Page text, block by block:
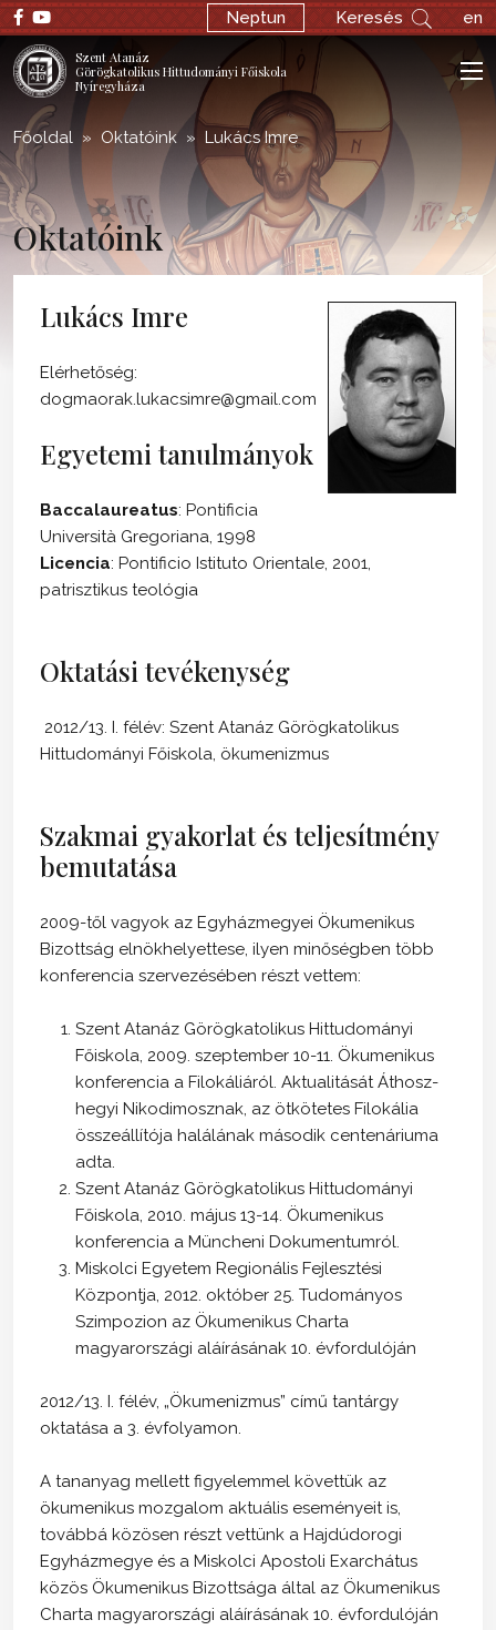
Neptun Keresés en
Szent Atanáz
Görögkatolikus Hittudományi Főiskola
Nyíregyháza
Főoldal Oktatóink Lukács Imre
Oktatóink
Lukács Imre
Elérhetőség:
dogmaorak.lukacsimre@gmail.com
Egyetemi tanulmányok
Baccalaureatus: Pontificia
Università Gregoriana, 1998
Licencia: Pontificio Istituto Orientale, 2001,
patrisztikus teológia
Oktatási tevékenység
2012/13. I. félév: Szent Atanáz Görögkatolikus
Hittudományi Főiskola, ökumenizmus
Szakmai gyakorlat és teljesítmény
bemutatása
2009-től vagyok az Egyházmegyei Ökumenikus
Bizottság elnökhelyettese, ilyen minőségben több
konferencia szervezésében részt vettem:
Szent Atanáz Görögkatolikus Hittudományi
Főiskola, 2009. szeptember 10-11. Ökumenikus
konferencia a Filokáliáról. Aktualitását Áthosz-
hegyi Nikodimosznak, az ötkötetes Filokália
összeállítója halálának második centenáriuma
adta.
Szent Atanáz Görögkatolikus Hittudományi
Főiskola, 2010. május 13-14. Ökumenikus
konferencia a Müncheni Dokumentumról.
Miskolci Egyetem Regionális Fejlesztési
Központja, 2012. október 25. Tudományos
Szimpozion az Ökumenikus Charta
magyarországi aláírásának 10. évfordulóján
2012/13. I. félév, „Ökumenizmus” című tantárgy
oktatása a 3. évfolyamon.
A tananyag mellett figyelemmel követtük az
ökumenikus mozgalom aktuális eseményeit is,
továbbá közösen részt vettünk a Hajdúdorogi
Egyházmegye és a Miskolci Apostoli Exarchátus
közös Ökumenikus Bizottsága által az Ökumenikus
Charta magyarországi aláírásának 10. évfordulóján